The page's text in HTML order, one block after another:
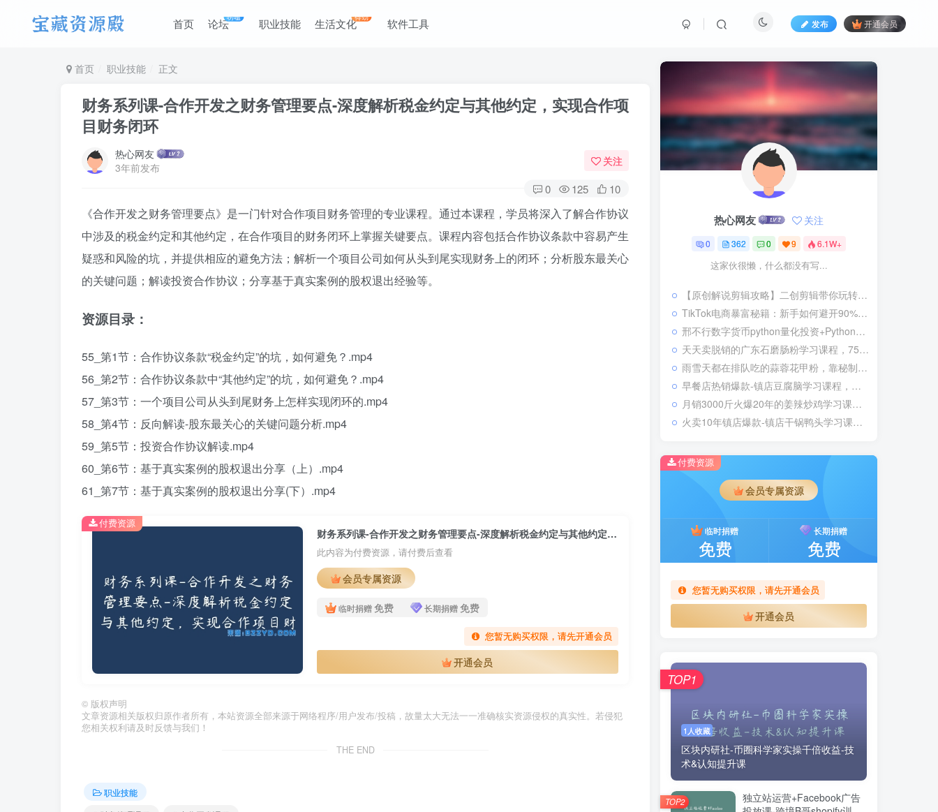
首页 论坛唠嗑 职业技能 生活文化得劲 软件工具 发布 开通会员
首页 职业技能 正文
财务系列课-合作开发之财务管理要点-深度解析税金约定与其他约定，实现合作项
目财务闭环
热心网友
3年前发布
关注
0 125 10
《合作开发之财务管理要点》是一门针对合作项目财务管理的专业课程。通过本课程，学员将深入了解合作协议
中涉及的税金约定和其他约定，在合作项目的财务闭环上掌握关键要点。课程内容包括合作协议条款中容易产生
疑惑和风险的坑，并提供相应的避免方法；解析一个项目公司如何从头到尾实现财务上的闭环；分析股东最关心
的关键问题；解读投资合作协议；分享基于真实案例的股权退出经验等。
资源目录：
55_第1节：合作协议条款“税金约定”的坑，如何避免？.mp4
56_第2节：合作协议条款中“其他约定”的坑，如何避免？.mp4
57_第3节：一个项目公司从头到尾财务上怎样实现闭环的.mp4
58_第4节：反向解读-股东最关心的关键问题分析.mp4
59_第5节：投资合作协议解读.mp4
60_第6节：基于真实案例的股权退出分享（上）.mp4
61_第7节：基于真实案例的股权退出分享(下）.mp4
财务系列课-合作开发之财务管理要点-深度解析税金约定与其他约定，实现合作项目财务闭环
此内容为付费资源，请付费后查看
会员专属资源
临时捐赠免费 长期捐赠免费
您暂无购买权限，请先开通会员
开通会员
付费资源
© 版权声明
文章资源相关版权归原作者所有，本站资源全部来源于网络程序/用户发布/投稿，故量太大无法一一准确核实资源侵权的真实性。若侵犯
您相关权利请及时反馈与我们！
THE END
职业技能
热心网友 关注
0 362 0 9 6.1W+
这家伙很懒，什么都没有写...
【原创解说剪辑攻略】二创剪辑带你玩转“精选独家”赛道教程视频
TikTok电商暴富秘籍：新手如何避开90%骗局，月入百万
邢不行数字货币python量化投资+Python股票量化投资课程
天天卖脱销的广东石磨肠粉学习课程，75平米店月赚5万元，今天竟然0保留开讲
雨雪天都在排队吃的蒜蓉花甲粉，靠秘制调味高汤+13合1蒜蓉酱，顾客好吃到舔壳底学习课程
早餐店热销爆款-镇店豆腐脑学习课程，靠2款浇汁+豆腐脑制作，3元成本的毛豆月毛利高达1万！
月销3000斤火爆20年的姜辣炒鸡学习课程，大排档+堂食+外卖专享爆品，2分钟出餐毛利高达73%
火卖10年镇店爆款-镇店干锅鸭头学习课程，绝密卤水+腌制方法+入味技巧100%传授
付费资源
会员专属资源
临时捐赠
免费
长期捐赠
免费
您暂无购买权限，请先开通会员
开通会员
1人收藏
区块内研社-币圈科学家实操千倍收益-技
术&认知提升课
TOP1
独立站运营+Facebook广告
TOP2